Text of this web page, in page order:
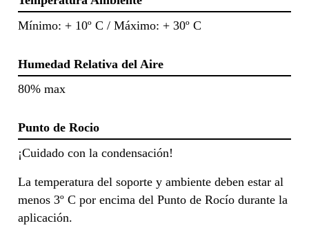
Mínimo: + 10º C / Máximo: + 30º C
Humedad Relativa del Aire
80% max
Punto de Rocio
¡Cuidado con la condensación!
La temperatura del soporte y ambiente deben estar al
menos 3º C por encima del Punto de Rocío durante la
aplicación.